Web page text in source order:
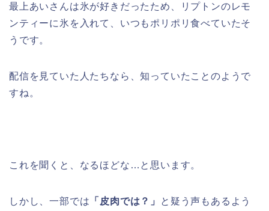
最上あいさんは氷が好きだったため、リプトンのレモ
ンティーに氷を入れて、いつもポリポリ食べていたそ
うです。
配信を見ていた人たちなら、知っていたことのようで
すね。
これを聞くと、なるほどな…と思います。
しかし、一部では 「皮肉では？」
と疑う声もあるよう